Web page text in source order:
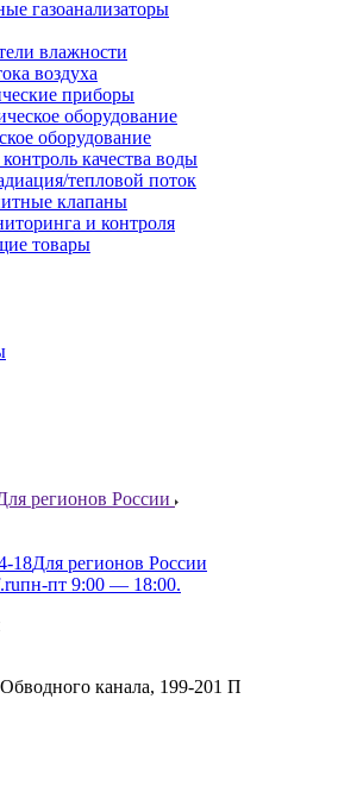
газоанализаторы
влажности
воздуха
приборы
оборудование
оборудование
качества воды
тепловой поток
клапаны
и контроля
товары
регионов России
18Для регионов России
пн-пт 9:00 — 18:00.
канала, 199-201 П